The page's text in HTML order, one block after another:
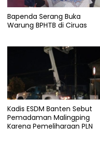
Menlu
Wapres
Bapenda Serang Buka
Warung BPHTB di Ciruas
Kadis ESDM Banten Sebut
Pemadaman Malingping
Karena Pemeliharaan PLN